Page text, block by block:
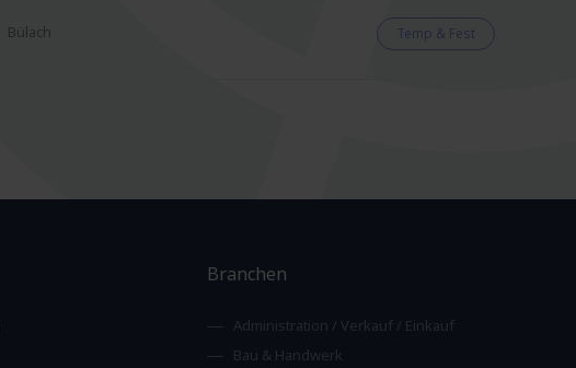
Bülach Temp & Fest
Branchen
Administration / Verkauf / Einkauf
Bau & Handwerk